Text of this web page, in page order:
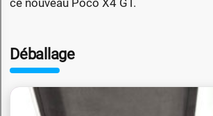
Déballage